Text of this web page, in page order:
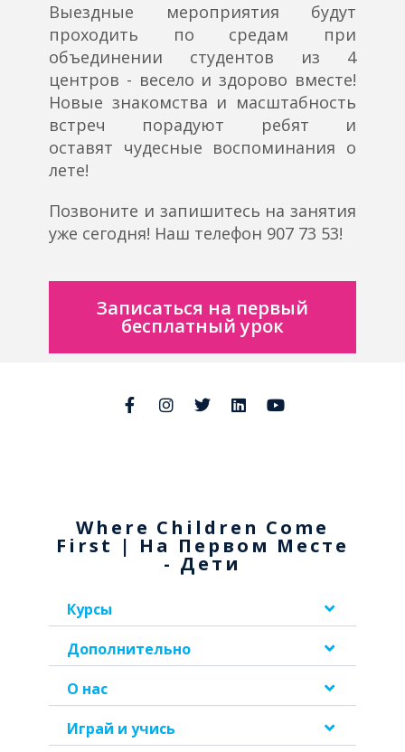
Выездные мероприятия будут
проходить по средам при
объединении студентов из 4
центров - весело и здорово вместе!
Новые знакомства и масштабность
встреч порадуют ребят и
оставят чудесные воспоминания о
лете!
Позвоните и запишитесь на занятия
уже сегодня! Наш телефон 907 73 53!
Записаться на первый
бесплатный урок
Where Children Come
First | На Первом Месте
- Дети
Курсы
Дополнительно
О нас
Играй и учись